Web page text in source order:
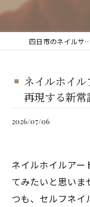
四日市のネイルサロンならネイルサロン Vanilla
ネイルホイ
再現する新常
2026/07/06
ネイルホイルアー
てみたいと思いま
つも、セルフネイ